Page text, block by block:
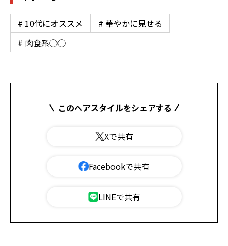
# 10代にオススメ
# 華やかに見せる
# 肉食系◯◯
このヘアスタイルをシェアする
Xで共有
Facebookで共有
LINEで共有